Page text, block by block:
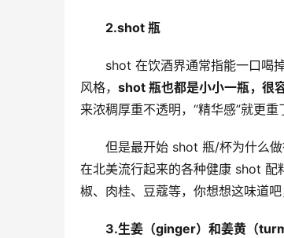
2.shot 瓶
shot 在饮酒界通常指能一口喝
风格， shot 瓶也都是小小一瓶，很
来浓稠厚重不透明，“精华感”就更
但是最开始 shot 瓶/杯为什么
在北美流行起来的各种健康 shot 配
椒、肉桂、豆蔻等，你想想这味道吧
3.生姜（ginger）和姜黄（